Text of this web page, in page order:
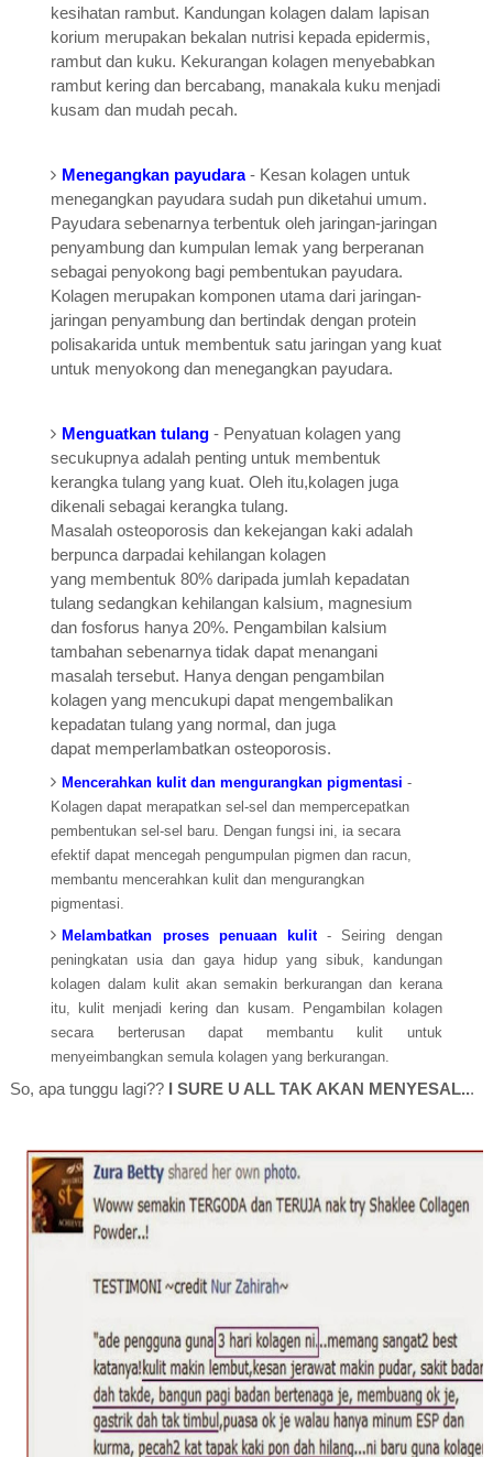
kesihatan rambut. Kandungan kolagen dalam lapisan
korium merupakan bekalan nutrisi kepada epidermis,
rambut dan kuku. Kekurangan kolagen menyebabkan
rambut kering dan bercabang, manakala kuku menjadi
kusam dan mudah pecah.
Menegangkan payudara - Kesan kolagen untuk
menegangkan payudara sudah pun diketahui umum.
Payudara sebenarnya terbentuk oleh jaringan-jaringan
penyambung dan kumpulan lemak yang berperanan
sebagai penyokong bagi pembentukan payudara.
Kolagen merupakan komponen utama dari jaringan-
jaringan penyambung dan bertindak dengan protein
polisakarida untuk membentuk satu jaringan yang kuat
untuk menyokong dan menegangkan payudara.
Menguatkan tulang - Penyatuan kolagen yang
secukupnya adalah penting untuk membentuk
kerangka tulang yang kuat. Oleh itu,kolagen juga
dikenali sebagai kerangka tulang.
Masalah osteoporosis dan kekejangan kaki adalah
berpunca darpadai kehilangan kolagen
yang membentuk 80% daripada jumlah kepadatan
tulang sedangkan kehilangan kalsium, magnesium
dan fosforus hanya 20%. Pengambilan kalsium
tambahan sebenarnya tidak dapat menangani
masalah tersebut. Hanya dengan pengambilan
kolagen yang mencukupi dapat mengembalikan
kepadatan tulang yang normal, dan juga
dapat memperlambatkan osteoporosis.
Mencerahkan kulit dan mengurangkan pigmentasi -
Kolagen dapat merapatkan sel-sel dan mempercepatkan
pembentukan sel-sel baru. Dengan fungsi ini, ia secara
efektif dapat mencegah pengumpulan pigmen dan racun,
membantu mencerahkan kulit dan mengurangkan
pigmentasi.
Melambatkan proses penuaan kulit
- Seiring dengan
peningkatan usia dan gaya hidup yang sibuk, kandungan
kolagen dalam kulit akan semakin berkurangan dan kerana
itu, kulit menjadi kering dan kusam. Pengambilan kolagen
secara berterusan dapat membantu kulit untuk
menyeimbangkan semula kolagen yang berkurangan.
So, apa tunggu lagi?? I SURE U ALL TAK AKAN MENYESAL...